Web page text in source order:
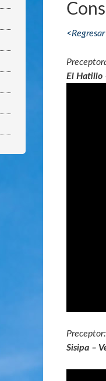
El Hatillo
Sisipa –